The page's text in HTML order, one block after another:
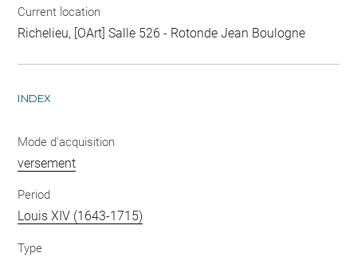
Current location
Richelieu, [OArt] Salle 526 - Rotonde Jean Boulogne
INDEX
Mode d'acquisition
versement
Period
Louis XIV (1643-1715)
Type